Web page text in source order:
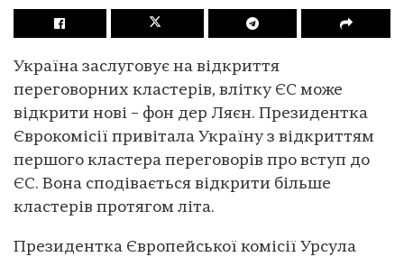
Україна заслуговує на відкриття
переговорних кластерів, влітку ЄС може
відкрити нові – фон дер Ляєн. Президентка
Єврокомісії привітала Україну з відкриттям
першого кластера переговорів про вступ до
ЄС. Вона сподівається відкрити більше
кластерів протягом літа.
Президентка Європейської комісії Урсула